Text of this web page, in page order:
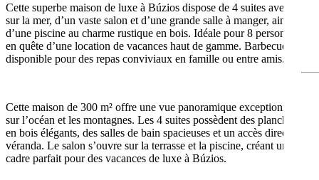
Cette superbe maison de luxe à Búzios dispose de 4 suites avec vue
sur la mer, d’un vaste salon et d’une grande salle à manger, ainsi que
d’une piscine au charme rustique en bois. Idéale pour 8 personnes
en quête d’une location de vacances haut de gamme. Barbecue
disponible pour des repas conviviaux en famille ou entre amis.
Cette maison de 300 m² offre une vue panoramique exceptionnelle
sur l’océan et les montagnes. Les 4 suites possèdent des planchers
en bois élégants, des salles de bain spacieuses et un accès direct à la
véranda. Le salon s’ouvre sur la terrasse et la piscine, créant un
cadre parfait pour des vacances de luxe à Búzios.